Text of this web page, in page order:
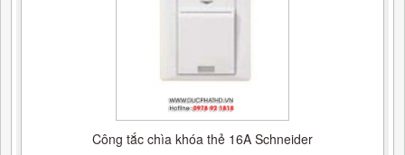
Công tắc chìa khóa thẻ 16A Schneider